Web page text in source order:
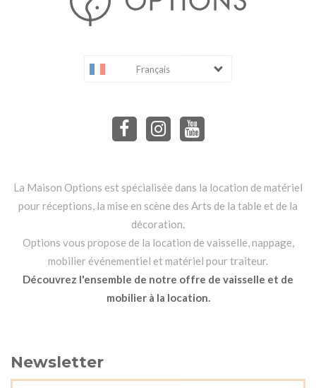
Français
La Maison Options est spécialisée dans la location de matériel
pour réceptions, la mise en scène des Arts de la table et de la
décoration.
Options vous propose de la location de vaisselle, nappage,
mobilier événementiel et matériel pour traiteur.
Découvrez l'ensemble de notre offre de vaisselle et de
mobilier à la location.
Newsletter